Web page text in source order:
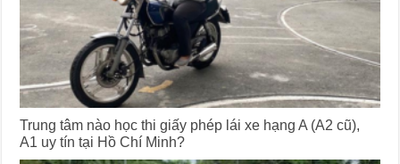
Trung tâm nào học thi giấy phép lái xe hạng A (A2 cũ),
A1 uy tín tại Hồ Chí Minh?